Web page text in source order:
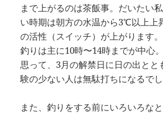
まで上がるのは茶飯事。だいたい
い時期は朝方の水温から3℃以上上
の活性（スイッチ）が上がります
釣りは主に10時〜14時までが中心
思って、3月の解禁日に日の出とと
験の少ない人は無駄打ちになるでし
また、釣りをする前にいろいろな